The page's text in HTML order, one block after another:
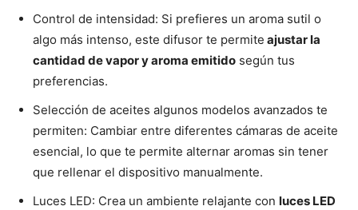
Control de intensidad: Si prefieres un aroma sutil o
algo más intenso, este difusor te permite ajustar la
cantidad de vapor y aroma emitido según tus
preferencias.
Selección de aceites algunos modelos avanzados te
permiten: Cambiar entre diferentes cámaras de aceite
esencial, lo que te permite alternar aromas sin tener
que rellenar el dispositivo manualmente.
Luces LED: Crea un ambiente relajante con luces LED